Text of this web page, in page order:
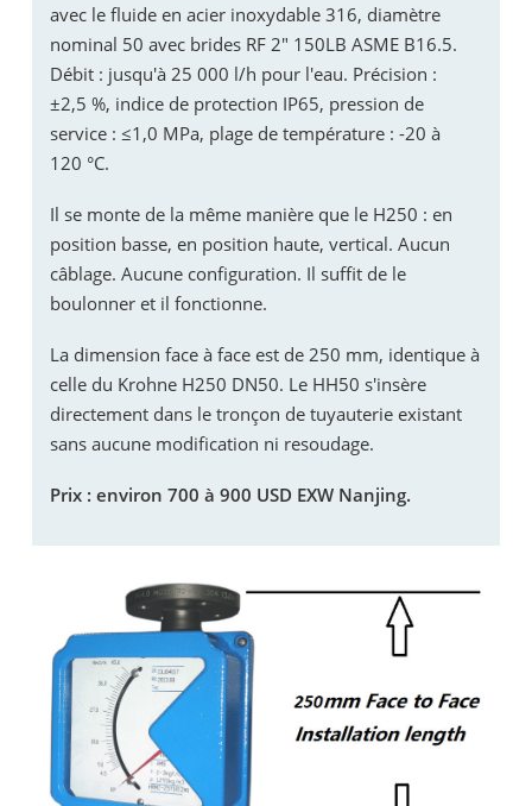
avec le fluide en acier inoxydable 316, diamètre
nominal 50 avec brides RF 2" 150LB ASME B16.5.
Débit : jusqu'à 25 000 l/h pour l'eau. Précision :
±2,5 %, indice de protection IP65, pression de
service : ≤1,0 MPa, plage de température : -20 à
120 °C.
Il se monte de la même manière que le H250 : en
position basse, en position haute, vertical. Aucun
câblage. Aucune configuration. Il suffit de le
boulonner et il fonctionne.
La dimension face à face est de 250 mm, identique à
celle du Krohne H250 DN50. Le HH50 s'insère
directement dans le tronçon de tuyauterie existant
sans aucune modification ni resoudage.
Prix ​​: environ 700 à 900 USD EXW Nanjing.